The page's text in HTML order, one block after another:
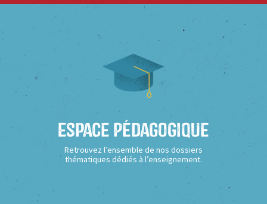
Espace Pédagogique
Retrouvez l’ensemble de nos dossiers
thématiques dédiés à l’enseignement.